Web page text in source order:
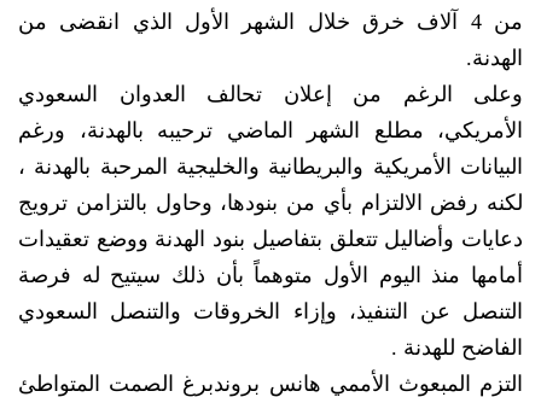
من 4 آلاف خرق خلال الشهر الأول الذي انقضى من
الهدنة.
وعلى الرغم من إعلان تحالف العدوان السعودي
الأمريكي، مطلع الشهر الماضي ترحيبه بالهدنة، ورغم
البيانات الأمريكية والبريطانية والخليجية المرحبة بالهدنة ،
لكنه رفض الالتزام بأي من بنودها، وحاول بالتزامن ترويج
دعايات وأضاليل تتعلق بتفاصيل بنود الهدنة ووضع تعقيدات
أمامها منذ اليوم الأول متوهماً بأن ذلك سيتيح له فرصة
التنصل عن التنفيذ، وإزاء الخروقات والتنصل السعودي
الفاضح للهدنة .
التزم المبعوث الأممي هانس بروندبرغ الصمت المتواطئ